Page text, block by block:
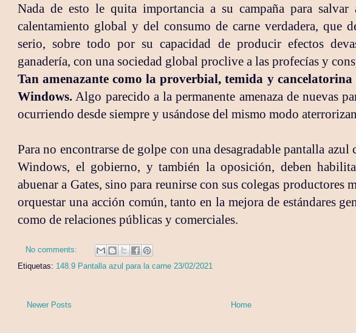
Nada de esto le quita importancia a su campaña para salvar
calentamiento global y del consumo de carne verdadera, que
serio, sobre todo por su capacidad de producir efectos
ganadería, con una sociedad global proclive a las profecías y
Tan amenazante como la proverbial, temida y
Windows. Algo parecido a la permanente amenaza de nuevas
ocurriendo desde siempre y usándose del mismo modo
Para no encontrarse de golpe con una desagradable pantalla azul
Windows, el gobierno, y también la oposición, deben
abuenar a Gates, sino para reunirse con sus colegas productores
orquestar una acción común, tanto en la mejora de estándares
como de relaciones públicas y comerciales.
No comments:
Etiquetas: 148.9 Pantalla azul para la carne 23/02/2021
Newer Posts Home